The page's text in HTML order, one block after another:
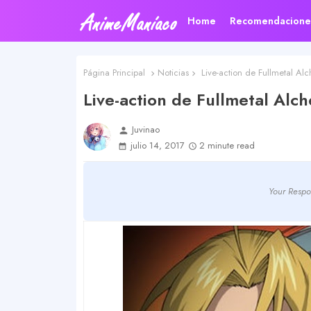
Home
Página Principal Noticias Live-action de Fullmetal
Live-action de Fullmetal
person Juvinao
julio 14, 2017
2 minute read
Your